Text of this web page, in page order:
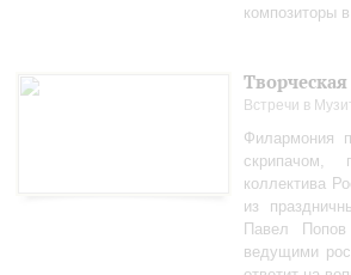
композиторы
Встречи в
Филармония
скрипачом,
коллектива
из
Павел
ведущими